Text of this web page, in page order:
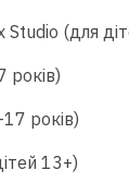
(для
років)
років)
13+)